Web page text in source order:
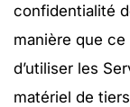
confidentialité
manière que ce
d’utiliser les
matériel de